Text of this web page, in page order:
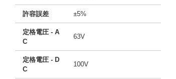
許容誤差 ±5%
定格電圧 - A
C
63V
定格電圧 - D
C
100V